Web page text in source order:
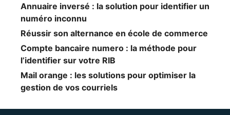
Annuaire inversé : la solution pour identifier un
numéro inconnu
Réussir son alternance en école de commerce
Compte bancaire numero : la méthode pour
l’identifier sur votre RIB
Mail orange : les solutions pour optimiser la
gestion de vos courriels